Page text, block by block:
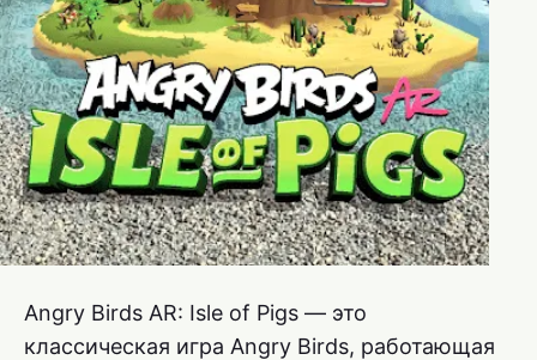
Angry Birds AR: Isle of Pigs — это
классическая игра Angry Birds, работающая